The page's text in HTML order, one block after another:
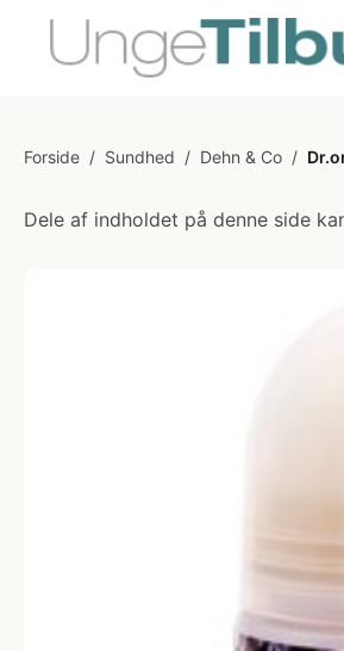
Forside / Sundhed / Dehn & Co /
Dele af indholdet på denne side